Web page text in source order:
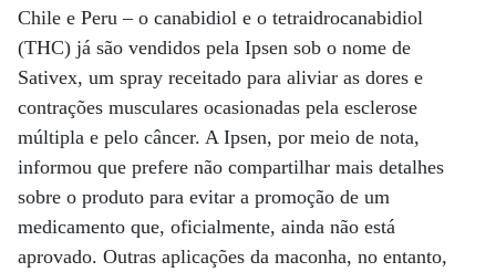
Chile e Peru – o canabidiol e o tetraidrocanabidiol
(THC) já são vendidos pela Ipsen sob o nome de
Sativex, um spray receitado para aliviar as dores e
contrações musculares ocasionadas pela esclerose
múltipla e pelo câncer. A Ipsen, por meio de nota,
informou que prefere não compartilhar mais detalhes
sobre o produto para evitar a promoção de um
medicamento que, oficialmente, ainda não está
aprovado. Outras aplicações da maconha, no entanto,